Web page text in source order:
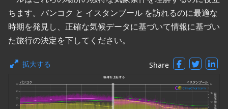
ちます。バンコク と イスタンブール を訪れるのに最適な
時期を発見し、正確な気候データに基づいて情報に基づい
た旅行の決定を下してください。
拡大する Share